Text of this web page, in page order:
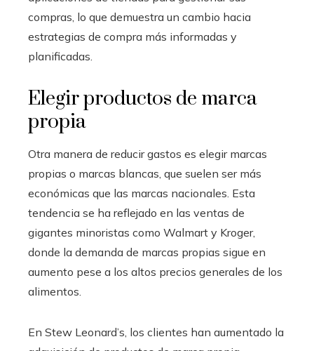
compras, lo que demuestra un cambio hacia
estrategias de compra más informadas y
planificadas.
Elegir productos de marca
propia
Otra manera de reducir gastos es elegir marcas
propias o marcas blancas, que suelen ser más
económicas que las marcas nacionales. Esta
tendencia se ha reflejado en las ventas de
gigantes minoristas como Walmart y Kroger,
donde la demanda de marcas propias sigue en
aumento pese a los altos precios generales de los
alimentos.
En Stew Leonard’s, los clientes han aumentado la